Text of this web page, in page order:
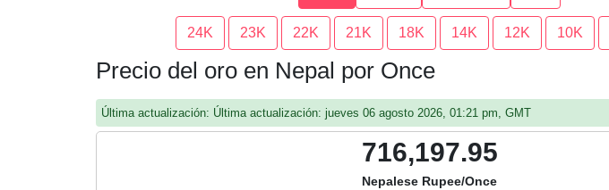
24K 23K 22K 21K 18K 14K 12K 10K
Precio del oro en Nepal por Once
Última actualización: Última actualización: jueves 06 agosto 2026, 01:21 pm, GMT
716,197.95
Nepalese Rupee/Once